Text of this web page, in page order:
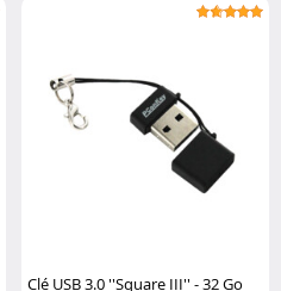
Clé USB 3.0 ''Square III'' - 32 Go